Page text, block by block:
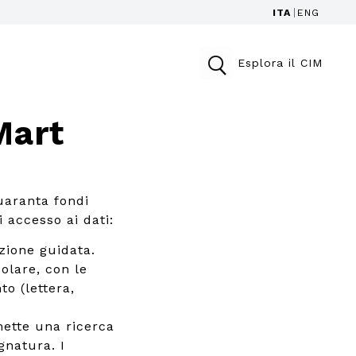
ITA ENG
Esplora il CIM
fondi
ai dati:
guidata.
con le
(lettera,
una ricerca
I